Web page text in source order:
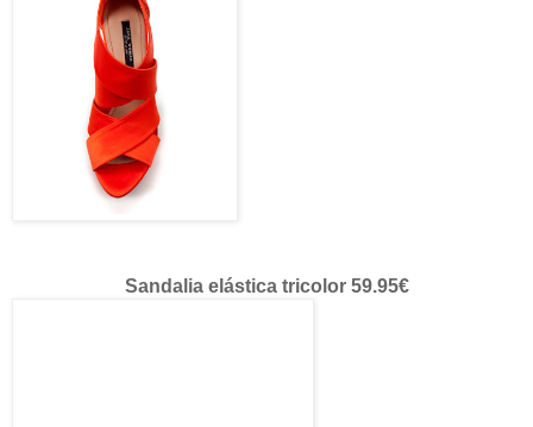
Sandalia elástica tricolor 59.95€